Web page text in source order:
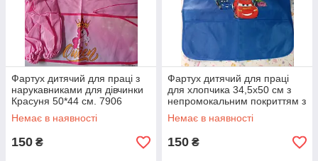
Фартух дитячий для праці з
нарукавниками для дівчинки
Красуня 50*44 см. 7906
Мультяшки
Немає в наявності
150 ₴
Фартух дитячий для праці
для хлопчика 34,5х50 см з
непромокальним покриттям з
нарукавниками 25 см Rally
Немає в наявності
150 ₴